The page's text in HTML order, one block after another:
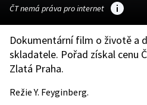
ČT nemá práva pro internet
Dokumentární film o životě a
skladatele. Pořad získal cenu
Zlatá Praha.
Režie Y. Feyginberg.